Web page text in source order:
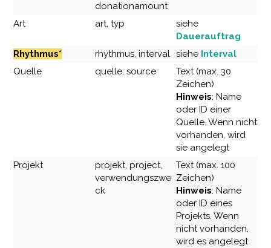
donationamount
Art art, typ
siehe
Dauerauftrag
Rhythmus*
rhythmus, interval siehe Interval
Quelle
quelle, source
Text (max. 30
Zeichen)
Hinweis: Name
oder ID einer
Quelle. Wenn nicht
vorhanden, wird
sie angelegt
Projekt
projekt, project,
verwendungszwe
ck
Text (max. 100
Zeichen)
Hinweis: Name
oder ID eines
Projekts. Wenn
nicht vorhanden,
wird es angelegt